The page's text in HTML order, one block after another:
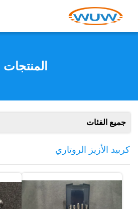
المنتجات
جميع الفئات
كربيد الأزيز الروتاري